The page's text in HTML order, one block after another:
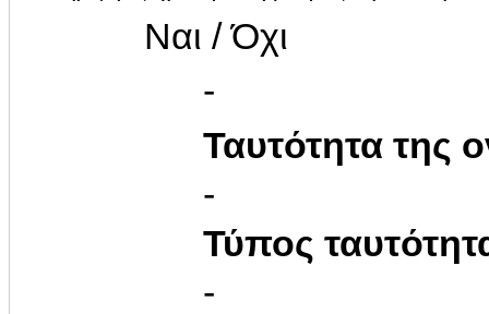
Ναι / Όχι
-
Ταυτότητα της
-
Τύπος
-